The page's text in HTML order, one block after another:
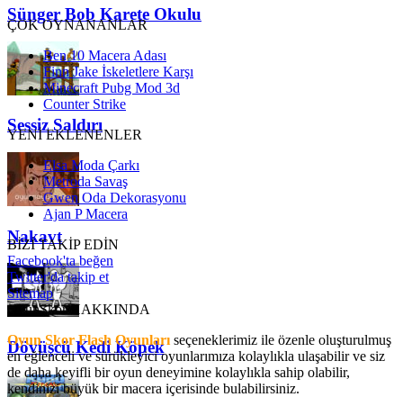
Sünger Bob Karete Okulu
Sessiz Saldırı
Nakavt
Dövüşcü Kedi Köpek
ÇOK OYNANANLAR
Ben 10 Macera Adası
Finn Jake İskeletlere Karşı
Minecraft Pubg Mod 3d
Counter Strike
YENİ EKLENENLER
Elsa Moda Çarkı
Metroda Savaş
Gwen Oda Dekorasyonu
Ajan P Macera
BİZİ TAKİP EDİN
Facebook'ta beğen
Twitter'da takip et
Sitemap
OyunSkor HAKKINDA
Oyun Skor Flash Oyunları seçeneklerimiz ile özenle oluşturulmuş
en eğlenceli ve sürükleyici oyunlarımıza kolaylıkla ulaşabilir ve siz
de daha keyifli bir oyun deneyimine kolaylıkla sahip olabilir,
kendinizi büyük bir macera içerisinde bulabilirsiniz.